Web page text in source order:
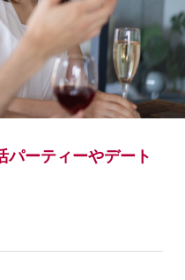
パーティーやデート